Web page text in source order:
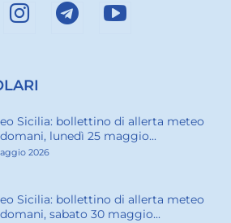
Sicilia: bollettino di allerta meteo
lunedì 25 maggio...
2026
Sicilia: bollettino di allerta meteo
sabato 30 maggio...